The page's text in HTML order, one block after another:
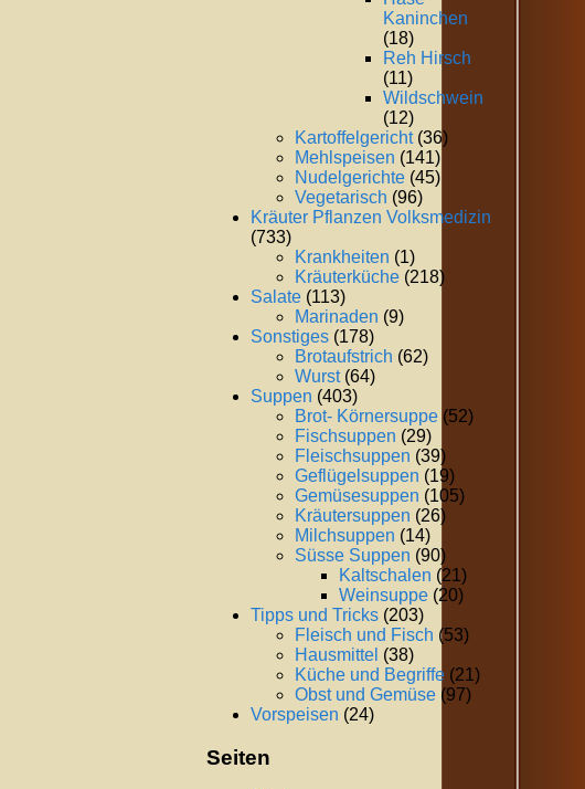
Kaninchen
(18)
Reh Hirsch
(11)
Wildschwein
(12)
Kartoffelgericht(36)
Mehlspeisen (141)
Nudelgerichte (45)
Vegetarisch (96)
Kräuter Pflanzen Volksmedizin
(733)
Krankheiten (1)
Kräuterküche (218)
Salate (113)
Marinaden (9)
Sonstiges (178)
Brotaufstrich (62)
Wurst(64)
Suppen (403)
Brot- Körnersuppe (52)
Fischsuppen (29)
Fleischsuppen (39)
Geflügelsuppen (19)
Gemüsesuppen (105)
Kräutersuppen (26)
Milchsuppen (14)
Süsse Suppen (90)
Kaltschalen (21)
Weinsuppe (20)
Tipps und Tricks (203)
Fleisch und Fisch (53)
Hausmittel (38)
Küche und Begriffe (21)
Obst und Gemüse (97)
Vorspeisen (24)
Seiten